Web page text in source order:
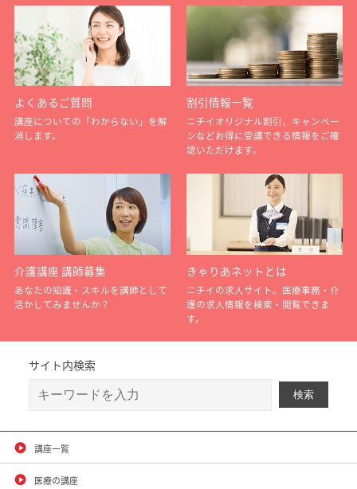
よくあるご質問
講座についての「わからない」を解
消します。
割引情報一覧
ニチイオリジナル割引、キャンペー
ンなどお得に受講できる情報をご確
認いただけます。
介護講座 講師募集
あなたの知識・スキルを講師として
活かしてみませんか？
きゃりあネットとは
ニチイの求人サイト。医療事務・介
護の求人情報を検索・閲覧できま
す。
サイト内検索
講座一覧
医療の講座